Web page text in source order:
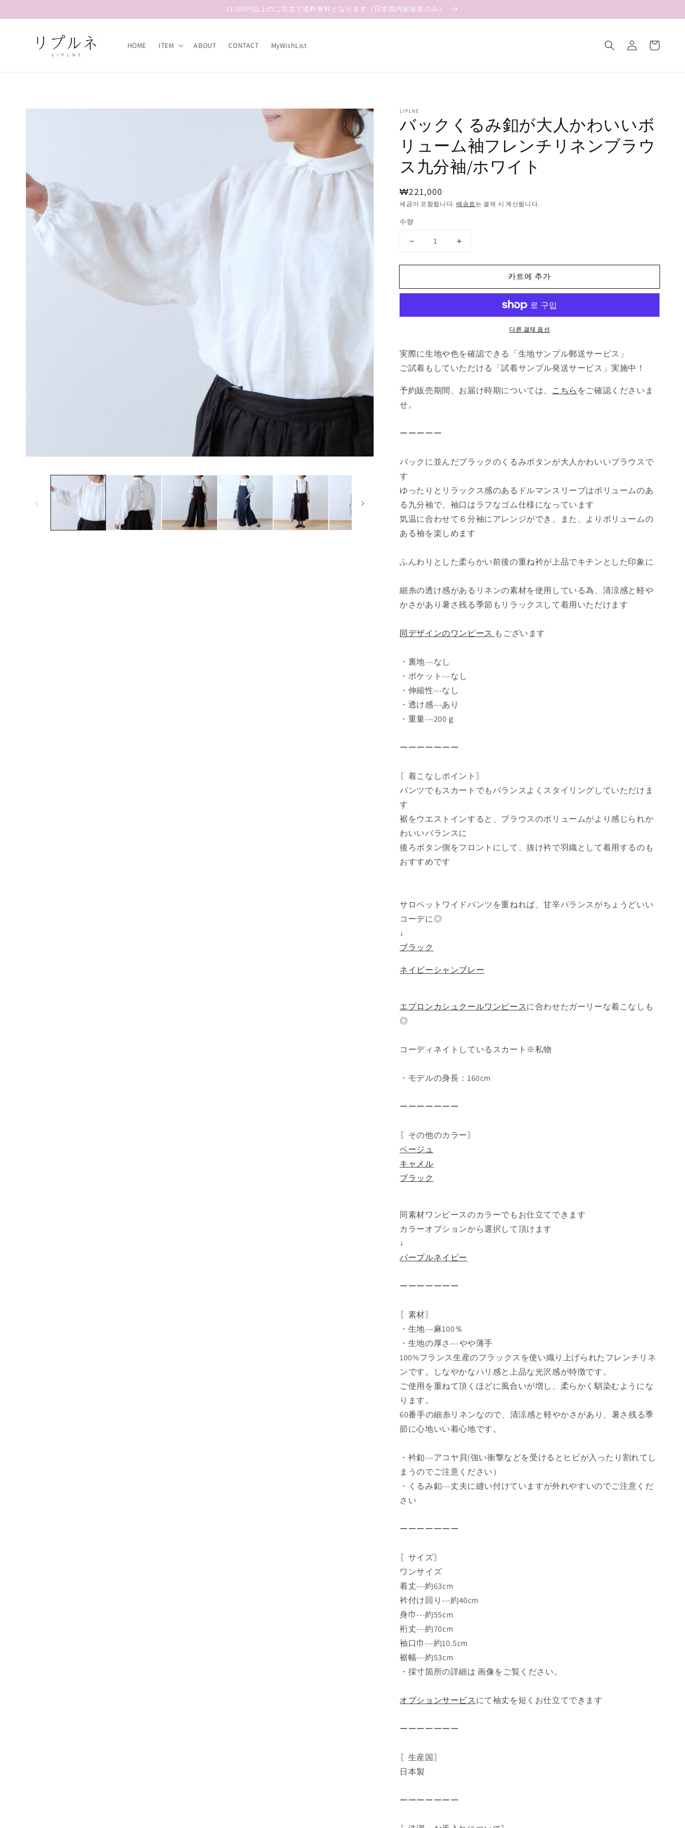
뛰기
33.000円以上のご注文で送料無料となります（日本国内宛発送のみ）
HOME ITEM ABOUT CONTACT MyWishList
그
트
제품 정
LIPLNE
バックくるみ釦が大人かわいいボ
リューム袖フレンチリネンブラウ
ス九分袖/ホワイト
정
가
₩221,000
세금이 포함됩니다. 배송료 는 결제 시 계산됩니다.
수량
る
釦
人
か
い
リ
ム
フ
レ
ン
チ
リ
ン
ラ
ウ
分
ホ
ワ
イ
ト
수
량
임
バ
る
釦
人
か
い
ム
フ
レ
ン
チ
リ
ン
ラ
ウ
分
ワ
카트에 추가
다른 결제 옵션
実際に生地や色を確認できる「生地サンプル郵送サービス」
ご試着もしていただける「試着サンプル発送サービス」実施中！
予約販売期間、お届け時期については、 こちら をご確認くださいま
せ。
ーーーーー
バックに並んだブラックのくるみボタンが大人かわいいブラウスで
す
ゆったりとリラックス感のあるドルマンスリーブはボリュームのあ
る九分袖で、 袖口はラフなゴム仕様になっています
気温に合わせて６分袖にアレンジができ、また、よりボリュームの
ある袖を楽しめます
ふんわりとした柔らかい前後の重ね衿が上品でキチンとした印象に
細糸の透け感があるリネンの素材を使用している為、清涼感と軽や
かさがあり暑さ残る季節もリラックスして着用いただけます
同デザインのワンピース もございます
・裏地---なし
・ポケット---なし
・伸縮性---なし
・透け感---あり
・重量---200ｇ
ーーーーーーー
〖着こなしポイント〗
パンツでもスカートでもバランスよくスタイリングしていただけま
す
裾をウエストインすると、ブラウスのボリュームがより感じられか
わいいバランスに
後ろボタン側をフロントにして、抜け衿で羽織として着用するのも
おすすめです
サロペットワイドパンツを重ねれば、甘辛バランスがちょうどいい
コーデに◎
↓
ブラック
ネイビーシャンブレー
エプロンカシュクールワンピースに合わせたガーリーな着こなしも
◎
コーディネイトしているスカート※私物
・モデルの身長：160cm
ーーーーーーー
〖その他のカラー〗
ベージュ
キャメル
ブラック
同素材ワンピースのカラーでもお仕立てできます
カラーオプションから選択して頂けます
↓
パープルネイビー
ーーーーーーー
〖素材〗
・生地---麻100％
・生地の厚さ---やや薄手
100%フランス生産のフラックスを使い織り上げられたフレンチリネ
ンです。しなやかなハリ感と上品な光沢感が特徴です。
ご使用を重ねて頂くほどに風合いが増し、柔らかく馴染むようにな
ります。
60番手の細糸リネンなので、清涼感と軽やかさがあり、暑さ残る季
節に心地いい着心地です。
・衿釦---アコヤ貝(強い衝撃などを受けるとヒビが入ったり割れてし
まうのでご注意ください）
・くるみ釦---丈夫に縫い付けていますが外れやすいのでご注意くだ
さい
ーーーーーーー
〖サイズ〗
ワンサイズ
着丈---約63cm
衿付け回り---約40cm
身巾---約55cm
裄丈---約70cm
袖口巾---約10.5cm
裾幅---約53cm
・採寸箇所の詳細は 画像をご覧ください。
オプションサービスにて袖丈を短くお仕立てできます
ーーーーーーー
〖生産国〗
日本製
ーーーーーーー